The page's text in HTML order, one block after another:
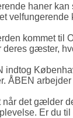
haner kan
velfungerende
kommet til
gæster,
indtog
ÅBEN
det gælder
Er du